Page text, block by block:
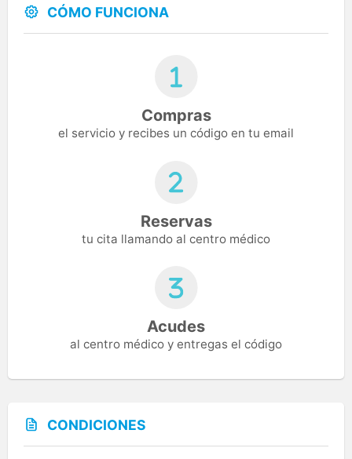
CÓMO FUNCIONA
Compras
el servicio y recibes un código en tu email
Reservas
tu cita llamando al centro médico
Acudes
al centro médico y entregas el código
CONDICIONES